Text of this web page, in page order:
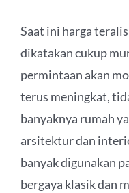
Saat ini harga
dikatakan cukup
permintaan akan
terus meningkat,
banyaknya rumah
arsitektur dan
banyak digunakan
bergaya klasik dan